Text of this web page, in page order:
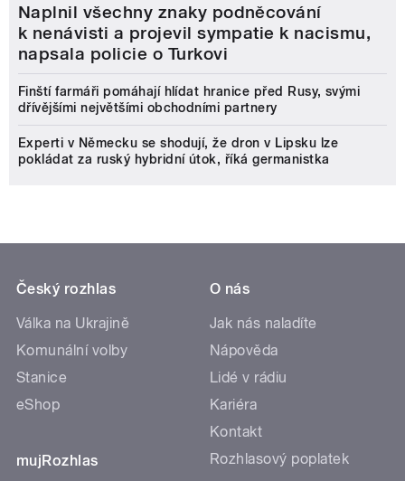
Naplnil všechny znaky podněcování
k nenávisti a projevil sympatie k nacismu,
napsala policie o Turkovi
Finští farmáři pomáhají hlídat hranice před Rusy, svými
dřívějšími největšími obchodními partnery
Experti v Německu se shodují, že dron v Lipsku lze
pokládat za ruský hybridní útok, říká germanistka
Český rozhlas
Válka na Ukrajině
Komunální volby
Stanice
eShop
mujRozhlas
O nás
Jak nás naladíte
Nápověda
Lidé v rádiu
Kariéra
Kontakt
Rozhlasový poplatek